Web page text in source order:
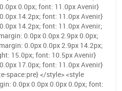
0.0px; font: 11.0px Avenir}
14.2px; font: 11.0px Avenir}
14.2px; font: 11.0px Avenir;
0.0px 0.0px 2.9px 0.0px;
0.0px 0.0px 2.9px 14.2px;
15.0px; font: 10.5px Avenir}
17.0px; font: 11.0px Avenir}
space:pre} </style> <style
0.0px 0.0px 0.0px 0.0px; font: